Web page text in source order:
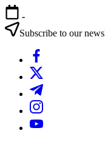
Skip
to
content
-
Subscribe to our
https://
https://twitter.com/
https://t.me/
https://
https://youtube.com/